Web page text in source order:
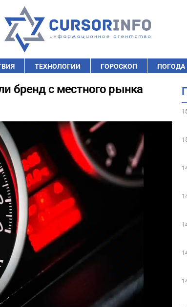
ТЕХНОЛОГИИ ГОРОСКОП ПОГОДА
бренд с местного рынка